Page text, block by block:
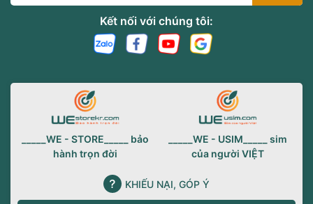
Kết nối với chúng tôi:
_____WE - STORE_____ bảo
hành trọn đời
_____WE - USIM_____ sim
của người VIỆT
KHIẾU NẠI, GÓP Ý